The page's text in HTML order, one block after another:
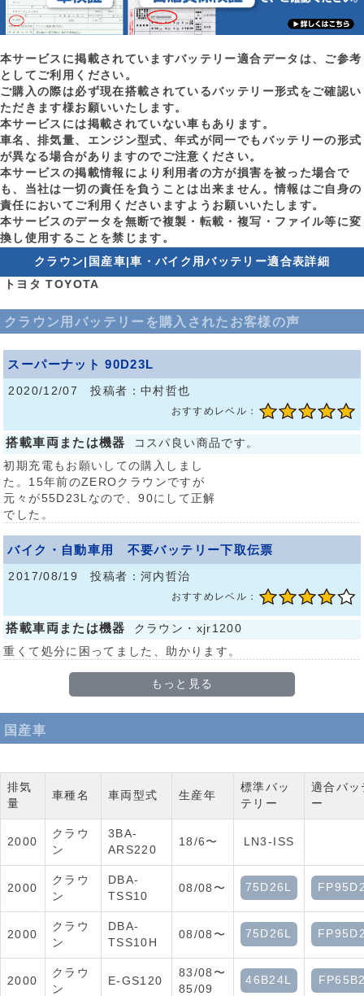
本サービスに掲載されていますバッテリー適合データは、ご参考
としてご利用ください。
ご購入の際は必ず現在搭載されているバッテリー形式をご確認い
ただきます様お願いいたします。
本サービスには掲載されていない車もあります。
車名、排気量、エンジン型式、年式が同一でもバッテリーの形式
が異なる場合がありますのでご注意ください。
本サービスの掲載情報により利用者の方が損害を被った場合で
も、当社は一切の責任を負うことは出来ません。情報はご自身の
責任においてご利用くださいますようお願いいたします。
本サービスのデータを無断で複製・転載・複写・ファイル等に変
換し使用することを禁じます。
クラウン|国産車|車・バイク用バッテリー適合表詳細
トヨタ TOYOTA
クラウン用バッテリーを購入されたお客様の声
スーパーナット 90D23L
2020/12/07 投稿者：中村哲也
おすすめレベル：
搭載車両または機器
コスパ良い商品です。
初期充電もお願いしての購入しまし
た。15年前のZEROクラウンですが
元々が55D23Lなので、90にして正解
でした。
バイク・自動車用 不要バッテリー下取伝票
2017/08/19 投稿者：河内哲治
おすすめレベル：
搭載車両または機器
クラウン・xjr1200
重くて処分に困ってました、助かります。
もっと見る
国産車
排気
量
車種名 車両型式 生産年
標準バッ
テリー
適合バッ
ー
2000
クラウ
ン
3BA-
ARS220
18/6〜 LN3-ISS
2000
クラウ
ン
DBA-
TSS10
08/08〜 75D26L
2000
クラウ
ン
DBA-
TSS10H
08/08〜 75D26L
2000
クラウ
ン
E-GS120
83/08〜
85/09
46B24L